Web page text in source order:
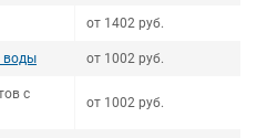
от 1402 руб.
воды от 1002 руб.
с
от 1002 руб.